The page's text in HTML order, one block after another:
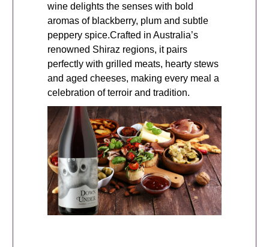
wine delights the senses with bold
aromas of blackberry, plum and subtle
peppery spice.Crafted in Australia’s
renowned Shiraz regions, it pairs
perfectly with grilled meats, hearty stews
and aged cheeses, making every meal a
celebration of terroir and tradition.